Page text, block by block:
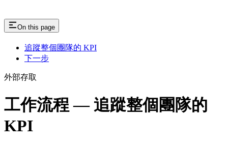
On this page
追蹤整個團隊的 KPI
下一步
外部存取
工作流程 — 追蹤整個團隊的
KPI